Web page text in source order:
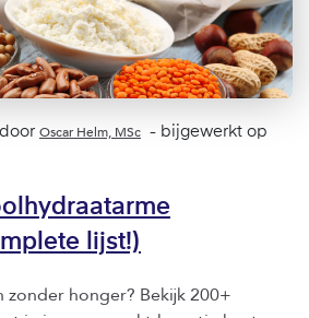
Oscar Helm, MSc - bijgewerkt op
lijst!)
honger? Bekijk 200+